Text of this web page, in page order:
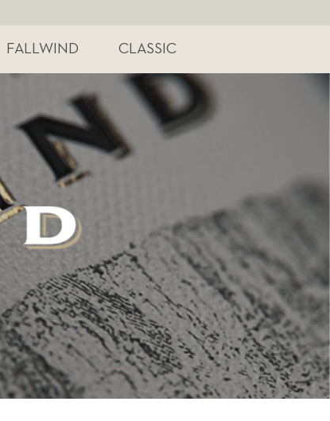
FALLWIND CLASSIC